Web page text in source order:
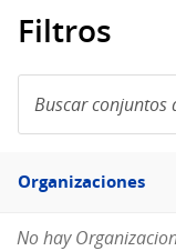
Filtros
conjuntos
de
Filtro
Organizaciones
No hay